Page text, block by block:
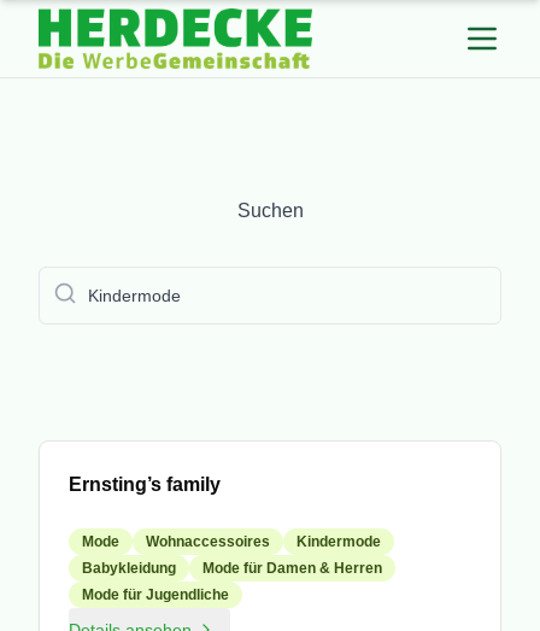
Suchen
Ernsting’s family
Mode Wohnaccessoires
Kindermode
Babykleidung
Mode für Damen & Herren
Mode für Jugendliche